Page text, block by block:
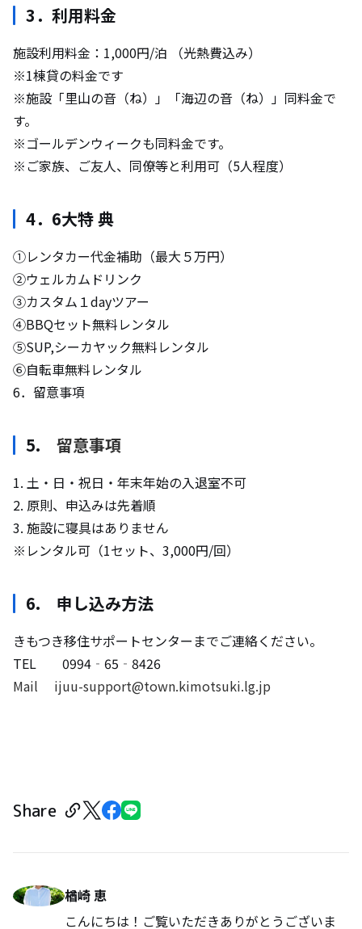
3．利用料金
施設利用料金：1,000円/泊 （光熱費込み）
※1棟貸の料金です
※施設「里山の音（ね）」「海辺の音（ね）」同料金で
す。
※ゴールデンウィークも同料金です。
※ご家族、ご友人、同僚等と利用可（5人程度）
4．6大特 典
①レンタカー代金補助（最大５万円）
②ウェルカムドリンク
③カスタム１dayツアー
④BBQセット無料レンタル
⑤SUP,シーカヤック無料レンタル
⑥自転車無料レンタル
6．留意事項
5. 留意事項
1. 土・日・祝日・年末年始の入退室不可
2. 原則、申込みは先着順
3. 施設に寝具はありません
※レンタル可（1セット、3,000円/回）
6. 申し込み方法
きもつき移住サポートセンターまでご連絡ください。
TEL 0994‐65‐8426
Mail ijuu-support@town.kimotsuki.lg.jp
Share
楢崎 恵
こんにちは！ご覧いただきありがとうございま